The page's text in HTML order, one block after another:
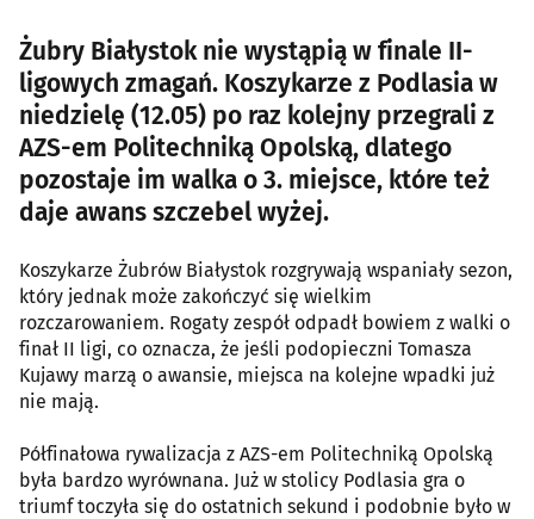
Żubry Białystok nie wystąpią w finale II-
ligowych zmagań. Koszykarze z Podlasia w
niedzielę (12.05) po raz kolejny przegrali z
AZS-em Politechniką Opolską, dlatego
pozostaje im walka o 3. miejsce, które też
daje awans szczebel wyżej.
Koszykarze Żubrów Białystok rozgrywają wspaniały sezon,
który jednak może zakończyć się wielkim
rozczarowaniem. Rogaty zespół odpadł bowiem z walki o
finał II ligi, co oznacza, że jeśli podopieczni Tomasza
Kujawy marzą o awansie, miejsca na kolejne wpadki już
nie mają.
Półfinałowa rywalizacja z AZS-em Politechniką Opolską
była bardzo wyrównana. Już w stolicy Podlasia gra o
triumf toczyła się do ostatnich sekund i podobnie było w